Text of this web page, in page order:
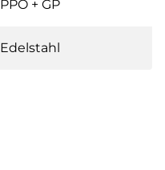
PPO + GP
Edelstahl